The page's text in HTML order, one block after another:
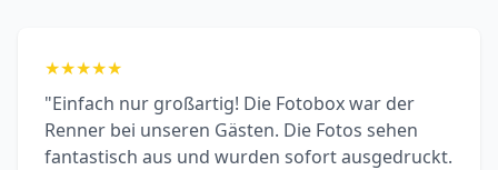
★★★★★
"Einfach nur großartig! Die Fotobox war der
Renner bei unseren Gästen. Die Fotos sehen
fantastisch aus und wurden sofort ausgedruckt.